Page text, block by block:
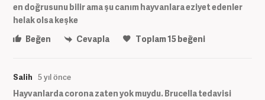
en doğrusunu bilir ama şu canım hayvanlara eziyet edenler
helak olsa keşke
Beğen
Cevapla Toplam15beğeni
Salih 5 yıl önce
Hayvanlarda corona zaten yok muydu. Brucella tedavisi